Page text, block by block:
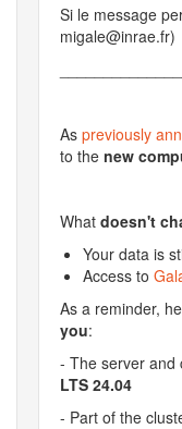
Si le message
migale@inrae.fr)
As previously
to the new
What doesn't
Your data is
Access to
As a reminder,
you:
- The server and
LTS 24.04
- Part of the